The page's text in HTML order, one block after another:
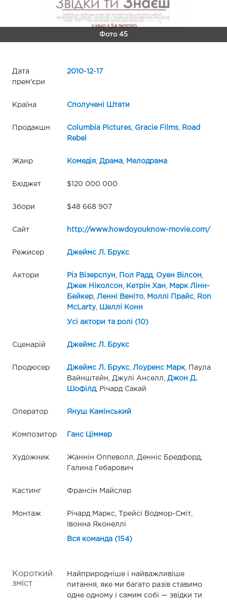
Фото 45
Дата
прем'єри
2010- 12- 17
Країна Сполучені Штати
Продакшн Columbia Pictures, Gracie Films,
Road
Rebel
Жанр Комедія Драма, Мелодрама
Бюджет $120 000 000
Збори $48 668 907
Сайт http://www.howdoyouknow-movie.com/
Режисер Джеймс Л. Брукс
Актори Різ Візерспун Пол Радд, Оуен Вілсон
Джек Ніколсон
Кетрін Хан
Марк Лінн-
Бейкер, Ленні Веніто, Моллі Прайс,
Ron
McLarty, Шеллі Конн
Усі актори та ролі (10)
Сценарій Джеймс Л. Брукс
Продюсер Джеймс Л. Брукс, Лоуренс Марк, Паула
Вайнштейн, Джулі Анселл, Джон Д.
Шофілд, Річард Сакай
Оператор Януш Камінський
Композитор Ганс Ціммер
Художник
Жаннін Оппеволл, Денніс Бредфорд,
Галина Гебарович
Кастинг Франсін Майслер
Монтаж
Річард Маркс, Трейсі Водмор-Сміт,
Івонна Яконеллі
Вся команда (154)
Короткий
зміст
Найприродніше і найважливіше
питання, яке ми багато разів ставимо
одне одному і самим собі — звідки ти